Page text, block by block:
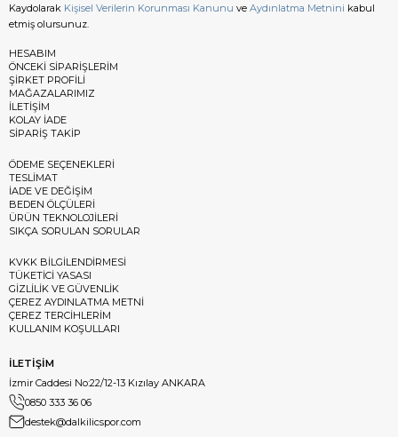
Kaydolarak Kişisel Verilerin Korunması Kanunu ve Aydınlatma Metnini kabul
etmiş olursunuz.
HESABIM
ÖNCEKİ SİPARİŞLERİM
ŞİRKET PROFİLİ
MAĞAZALARIMIZ
İLETİŞİM
KOLAY İADE
SİPARİŞ TAKİP
ÖDEME SEÇENEKLERİ
TESLİMAT
İADE VE DEĞİŞİM
BEDEN ÖLÇÜLERİ
ÜRÜN TEKNOLOJİLERİ
SIKÇA SORULAN SORULAR
KVKK BİLGİLENDİRMESİ
TÜKETİCİ YASASI
GİZLİLİK VE GÜVENLİK
ÇEREZ AYDINLATMA METNİ
ÇEREZ TERCİHLERİM
KULLANIM KOŞULLARI
İLETİŞİM
İzmir Caddesi No:22/12-13 Kızılay ANKARA
0850 333 36 06
destek@dalkilicspor.com